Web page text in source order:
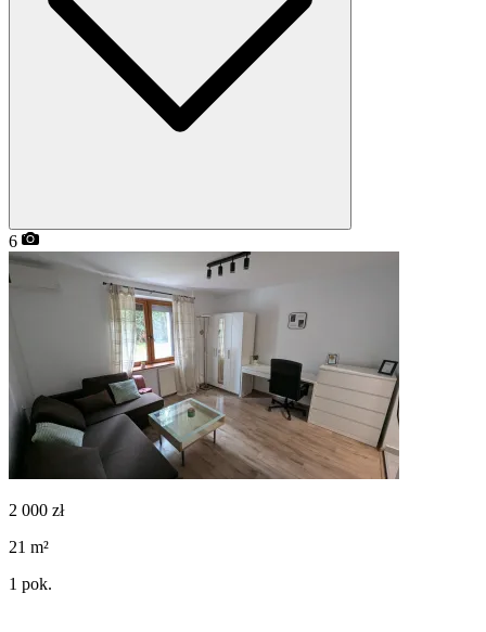
6
2 000 zł
21 m²
1 pok.